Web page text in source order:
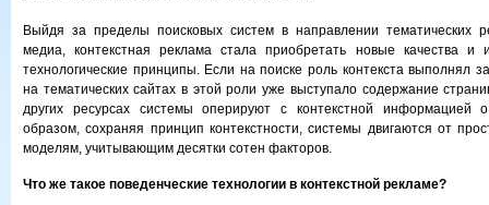
Выйдя за пределы поисковых систем в направлении тематических
медиа, контекстная реклама стала приобретать новые качества и
технологические принципы. Если на поиске роль контекста выполнял
на тематических сайтах в этой роли уже выступало содержание
других ресурсах системы оперируют с контекстной информацией
образом, сохраняя принцип контекстности, системы двигаются от
моделям, учитывающим десятки сотен факторов.
Что же такое поведенческие технологии в контекстной рекламе?